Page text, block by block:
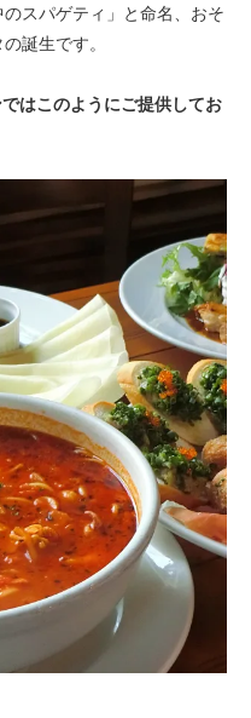
スパゲティ」と命名、おそ
誕生です。
はこのようにご提供してお